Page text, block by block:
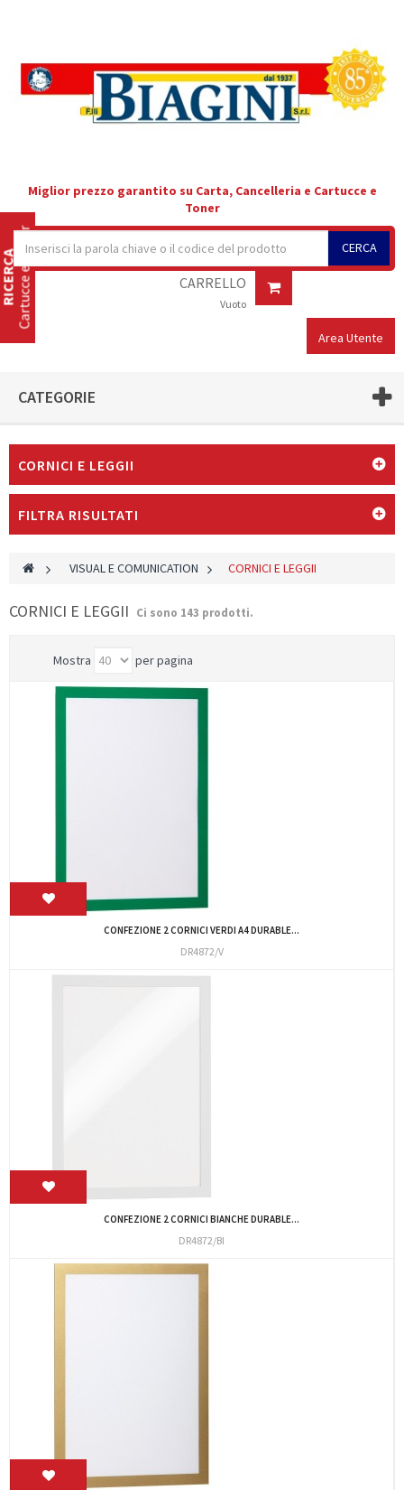
Miglior prezzo garantito su Carta, Cancelleria e Cartucce e
Toner
CERCA
CARRELLO
Vuoto
Area Utente
CATEGORIE
CORNICI E LEGGII
FILTRA RISULTATI
> VISUAL E COMUNICATION > CORNICI E LEGGII
CORNICI E LEGGII Ci sono 143 prodotti.
Mostra per pagina
CONFEZIONE 2 CORNICI VERDI A4 DURABLE...
DR4872/V
CONFEZIONE 2 CORNICI BIANCHE DURABLE...
DR4872/BI
Cartucce e Toner